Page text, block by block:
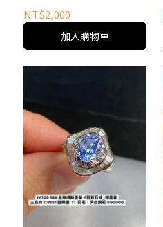
NT$2,000
加入購物車